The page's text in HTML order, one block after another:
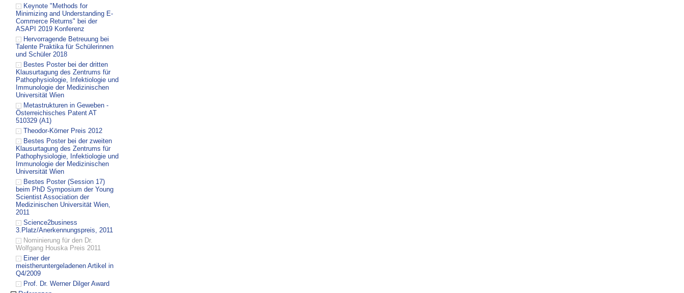
Keynote "Methods for
Minimizing and Understanding E-
Commerce Returns" bei der
ASAPI 2019 Konferenz
Hervorragende Betreuung bei
Talente Praktika für Schülerinnen
und Schüler 2018
Bestes Poster bei der dritten
Klausurtagung des Zentrums für
Pathophysiologie, Infektiologie und
Immunologie der Medizinischen
Universität Wien
Metastrukturen in Geweben -
Österreichisches Patent AT
510329 (A1)
Theodor-Körner Preis 2012
Bestes Poster bei der zweiten
Klausurtagung des Zentrums für
Pathophysiologie, Infektiologie und
Immunologie der Medizinischen
Universität Wien
Bestes Poster (Session 17)
beim PhD Symposium der Young
Scientist Association der
Medizinischen Universität Wien,
2011
Science2business
3.Platz/Anerkennungspreis, 2011
Nominierung für den Dr.
Wolfgang Houska Preis 2011
Einer der
meistheruntergeladenen Artikel in
Q4/2009
Prof. Dr. Werner Dilger Award